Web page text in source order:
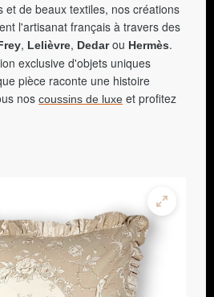
et de beaux textiles, nos créations
l'artisanat français à travers des
, Lelièvre, Dedarou Hermès.
exclusive d'objets uniques
pièce raconte une histoire
nos coussins de luxe et profitez